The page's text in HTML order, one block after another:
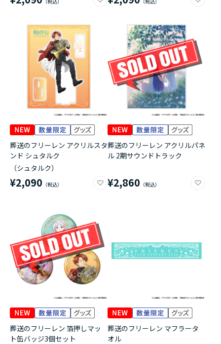
葬送のフリーレン アクリルスタ
ンド シュタルク
（シュタルク）
¥2,090
葬送のフリーレン アクリルパネ
ル 2期サウンドトラック
¥2,860
葬送のフリーレン 箔押しマッ
ト缶バッジ3個セット
葬送のフリーレン マフラータ
オル